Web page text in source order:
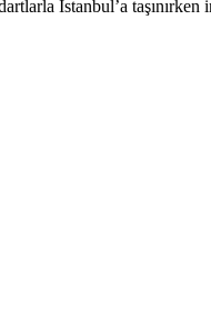
İstanbul’a taşınırken